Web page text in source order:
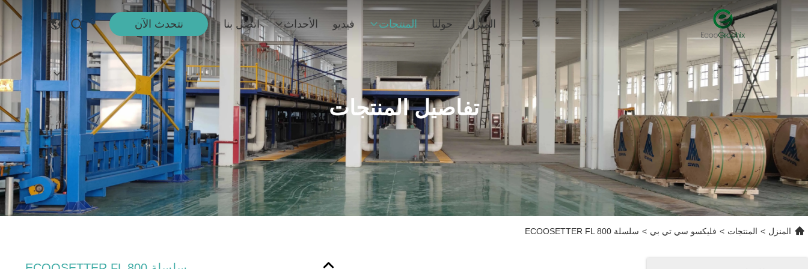
المنزل حولنا المنتجات فيديو الأحداث اتصل بنا نتحدث الآن
تفاصيل المنتجات
المنزل > المنتجات > فليكسو سي تي بي > سلسلة ECOOSETTER FL 800